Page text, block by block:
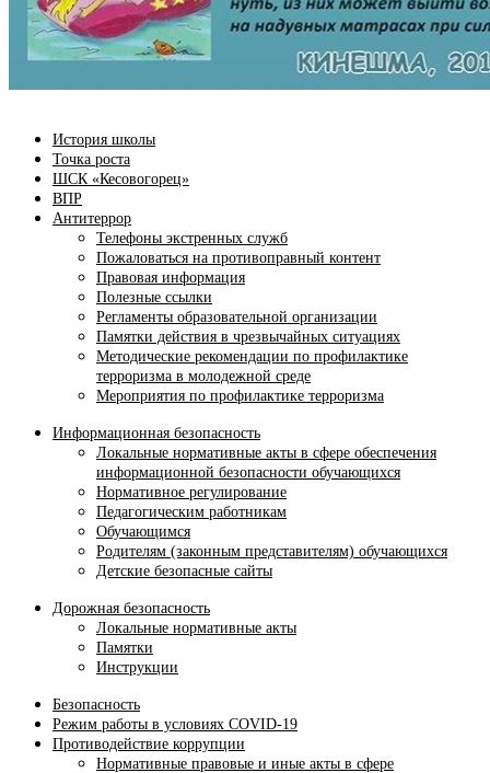
История школы
Точка роста
ШСК «Кесовогорец»
ВПР
Антитеррор
Телефоны экстренных служб
Пожаловаться на противоправный контент
Правовая информация
Полезные ссылки
Регламенты образовательной организации
Памятки действия в чрезвычайных ситуациях
Методические рекомендации по профилактике
терроризма в молодежной среде
Мероприятия по профилактике терроризма
Информационная безопасность
Локальные нормативные акты в сфере обеспечения
информационной безопасности обучающихся
Нормативное регулирование
Педагогическим работникам
Обучающимся
Родителям (законным представителям) обучающихся
Детские безопасные сайты
Дорожная безопасность
Локальные нормативные акты
Памятки
Инструкции
Безопасность
Режим работы в условиях COVID-19
Противодействие коррупции
Нормативные правовые и иные акты в сфере